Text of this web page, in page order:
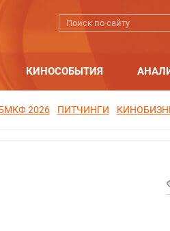
КИНОСОБЫТИЯ
2026 ПИТЧИНГИ